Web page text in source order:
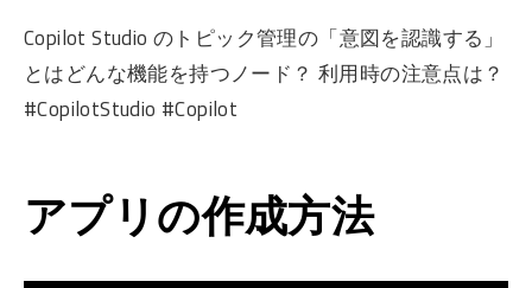
Copilot Studio のトピック管理の「意図を認識する」
とはどんな機能を持つノード？ 利用時の注意点は？
#CopilotStudio #Copilot
アプリの作成方法